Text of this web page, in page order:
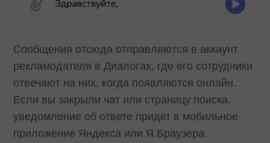
Сообщения отсюда отправляются в аккаунт
рекламодателя в Диалогах, где его сотрудники
отвечают на них, когда появляются онлайн.
Если вы закрыли чат или страницу поиска,
уведомление об ответе придет в мобильное
приложение Яндекса или Я.Браузера.